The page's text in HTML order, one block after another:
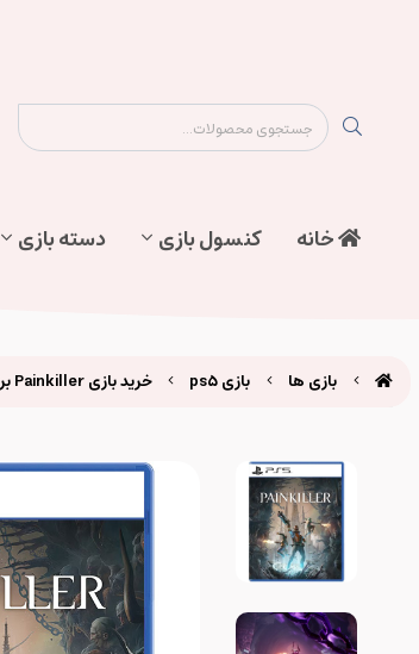
خانه کنسول بازی دسته بازی
بازی ها بازی ps5 خرید بازی Painkiller برای Ps5